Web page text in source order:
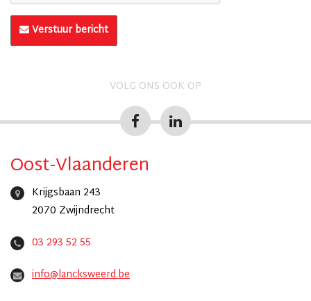
Verstuur bericht
VOLG ONS OOK OP
Oost-Vlaanderen
Krijgsbaan 243
2070 Zwijndrecht
03 293 52 55
info@lancksweerd.be